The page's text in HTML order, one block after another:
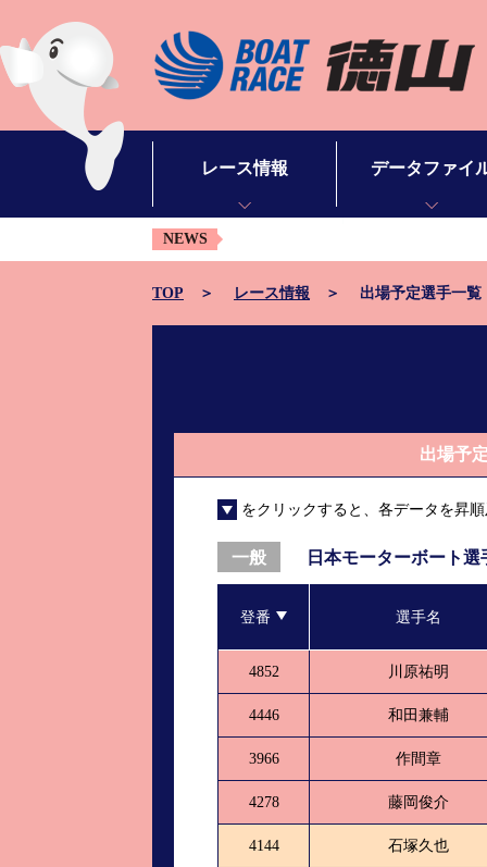
レース情報
シリーズインデックス
出場予定選手一覧
モーター抽選結果・前検タイムランキング
進入コース別選手成績
全国進入コース別選手成績
データファイ
ボートデータ
山口支部選手一覧
山口支部選手優勝
スター候補選手＆
ムービー集
NEWS
TOP レース情報 出場予定選手一覧
出場予
をクリックすると、各データを昇
一般 日本モーターボート選
登番 選手名
4852 川原祐明
4446 和田兼輔
3966 作間章
4278 藤岡俊介
4144 石塚久也